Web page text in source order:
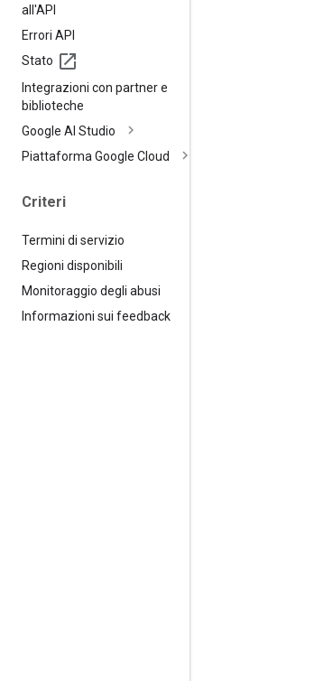
all'API
Errori API
Stato
Integrazioni con partner e
biblioteche
Google AI Studio
Piattaforma Google Cloud
Criteri
Termini di servizio
Regioni disponibili
Monitoraggio degli abusi
Informazioni sui feedback